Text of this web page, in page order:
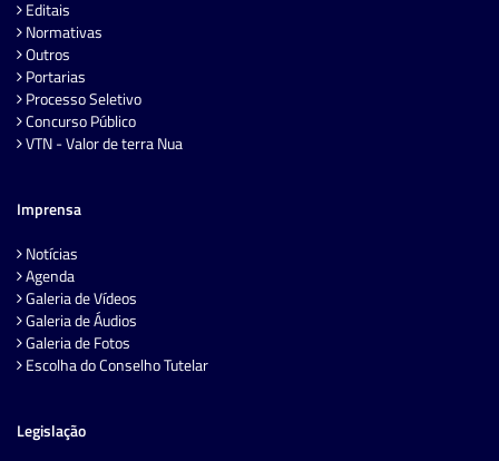
Editais
Normativas
Outros
Portarias
Processo Seletivo
Concurso Público
VTN - Valor de terra Nua
Imprensa
Notícias
Agenda
Galeria de Vídeos
Galeria de Áudios
Galeria de Fotos
Escolha do Conselho Tutelar
Legislação